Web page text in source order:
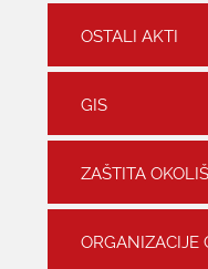
OSTALI AKTI
GIS
ZAŠTITA
ORGANIZACIJE